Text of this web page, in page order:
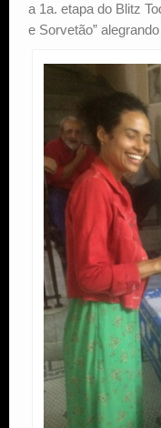
a 1a. etapa do Blitz
e Sorvetão”